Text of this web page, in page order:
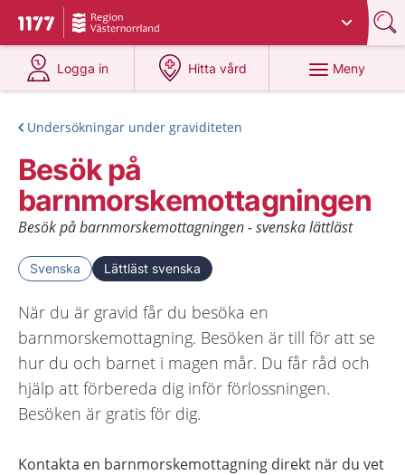
Till startsidan för 1177
Du har valt region
Logga in
på 1177.se
Hitta vård
på 1177.se
Meny
Undersökningar under graviditeten
Besök på
barnmorskemottagningen
Besök på barnmorskemottagningen - svenska lättläst
Svenska Lättläst svenska
När du är gravid får du besöka en
barnmorskemottagning. Besöken är till för att se
hur du och barnet i magen mår. Du får råd och
hjälp att förbereda dig inför förlossningen.
Besöken är gratis för dig.
Kontakta en barnmorskemottagning direkt när du vet